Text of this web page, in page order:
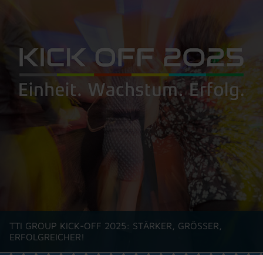
TTI GROUP KICK-OFF 2025: STÄRKER, GRÖSSER, E
RFOLGREICHER!